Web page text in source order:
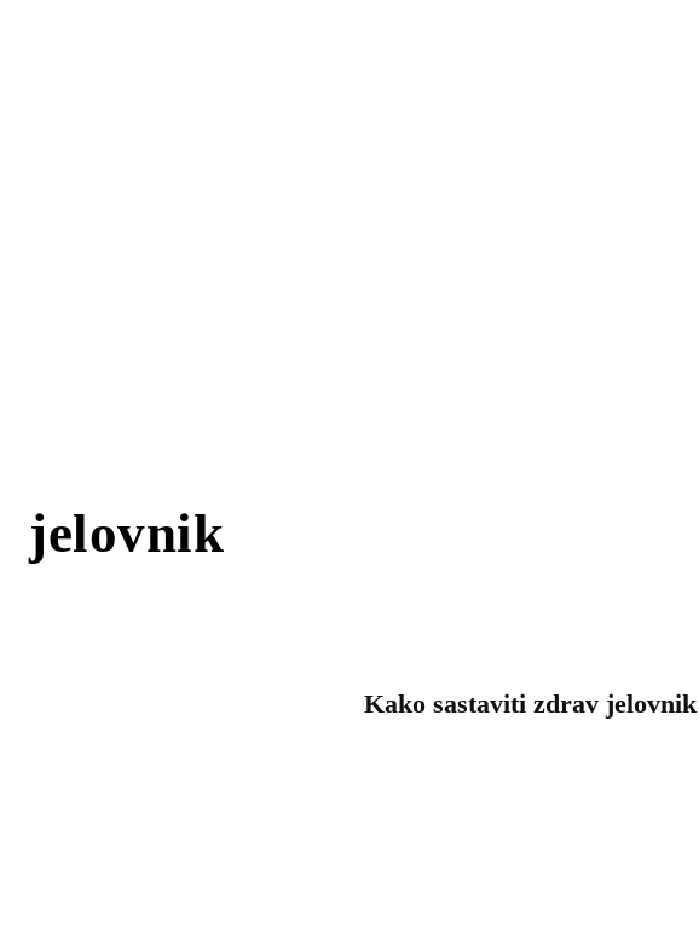
jelovnik
Kako sastaviti zdrav jelovnik